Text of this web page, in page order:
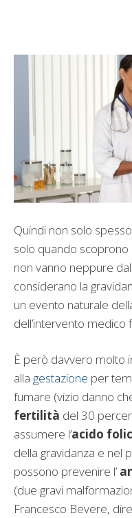
Quindi non solo
solo quando
non vanno neppure
considerano la
un evento naturale
dell’intervento medico
È però davvero molto
alla gestazione per
fumare (vizio danno
fertilità del 30
assumere l’acido
della gravidanza e nel
possono prevenire l’
(due gravi
Francesco Bevere,